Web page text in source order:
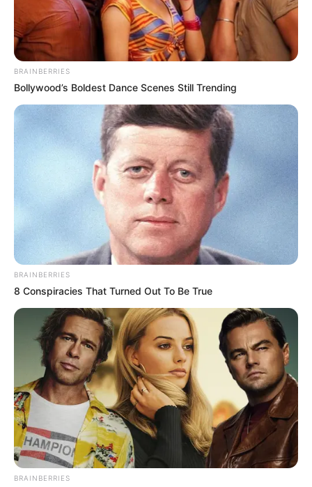
На КПП “Ужгород” задокументовано
схему вимагання неправомірної
вигоди
01.06.2021
Про це повідомляють джерела Groza-news у
правоохоронних органах. Зокрема ВБКОЗ
Управління в рамках кримінального провадження
№420210702100000008 від 12.01.2021 (ч. 3 ст. 368
КК України) задокументовано схеми вимагання та
отримання неправомірної…
BRAINBERRIES
Bollywood’s Boldest Dance Scenes Still Trending
BRAINBERRIES
8 Conspiracies That Turned Out To Be True
BRAINBERRIES